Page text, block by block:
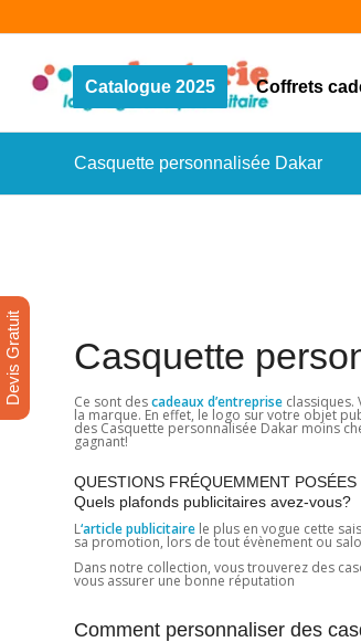
Catalogue 2025 Coffrets
Casquette personnalisée Dakar
Casquette
Ce sont descadeaux d’entreprise classiques.
la marque. En effet, le logo sur votre objet
des Casquette personnalisée Dakar moins
gagnant!
QUESTIONS FRÉQUEMMENT
Quels plafonds publicitaires avez-vous?
L‘article publicitaire le plus en vogue cette
sa promotion, lors de tout évènement ou
Dans notre collection, vous trouverez des
vous assurer une bonne réputation
Comment personnaliser des
Devis Gratuit